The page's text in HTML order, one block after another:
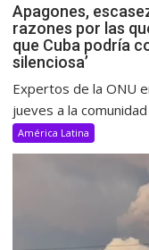
Apagones,
razones por las
que Cuba podría
silenciosa’
Expertos de la ONU
jueves a la
América Latina